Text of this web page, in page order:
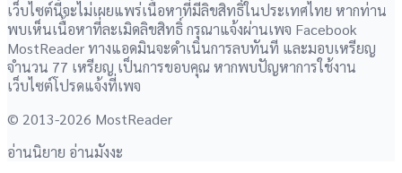
เว็บไซต์นี้จะไม่เผยแพร่เนื้อหาที่มีลิขสิทธิ์ในประเทศไทย หากท่าน
พบเห็นเนื้อหาที่ละเมิดลิขสิทธิ์ กรุณาแจ้งผ่านเพจ Facebook
MostReader ทางแอดมินจะดำเนินการลบทันที และมอบเหรียญ
จำนวน 77 เหรียญ เป็นการขอบคุณ หากพบปัญหาการใช้งาน
เว็บไซต์โปรดแจ้งที่เพจ
© 2013-2026 MostReader
อ่านนิยาย อ่านมังงะ